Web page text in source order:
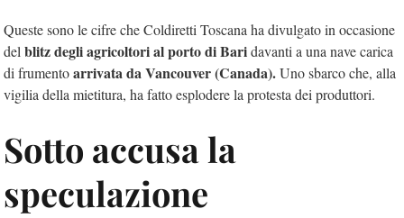
Queste sono le cifre che Coldiretti Toscana ha divulgato in occasione
del blitz degli agricoltori al porto di Baridavanti a una nave carica
di frumentoarrivata da Vancouver (Canada).Uno sbarco che, alla
vigilia della mietitura, ha fatto esplodere la protesta dei produttori.
Sotto accusa la
speculazione